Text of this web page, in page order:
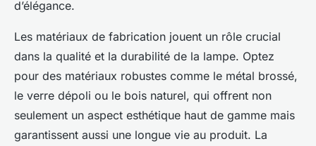
d’élégance.
Les matériaux de fabrication jouent un rôle crucial
dans la qualité et la durabilité de la lampe. Optez
pour des matériaux robustes comme le métal brossé,
le verre dépoli ou le bois naturel, qui offrent non
seulement un aspect esthétique haut de gamme mais
garantissent aussi une longue vie au produit. La